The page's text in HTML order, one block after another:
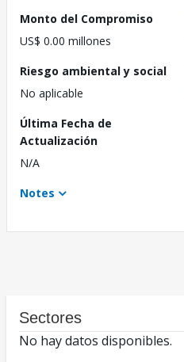
Monto del Compromiso
US$ 0.00 millones
Riesgo ambiental y social
No aplicable
Última Fecha de
Actualización
N/A
Notes
Sectores
No hay datos disponibles.